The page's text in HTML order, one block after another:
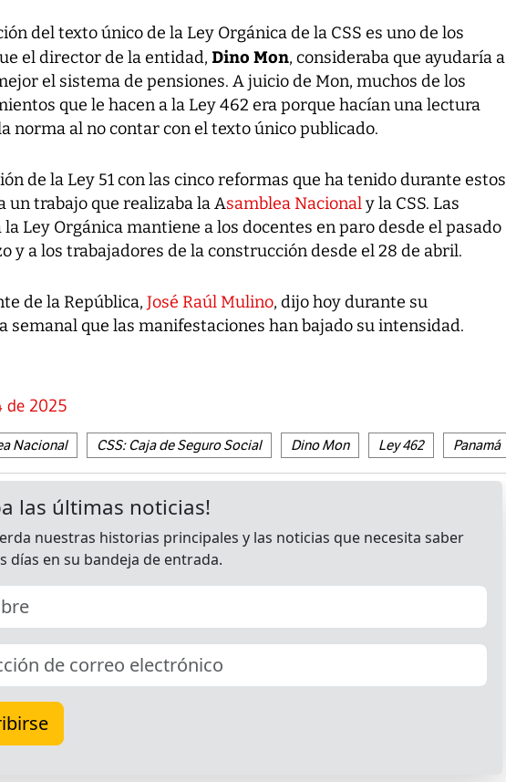
del texto único de la Ley Orgánica de la CSS es uno de los
el director de la entidad, Dino Mon, consideraba que ayudaría a
el sistema de pensiones. A juicio de Mon, muchos de los
que le hacen a la Ley 462 era porque hacían una lectura
norma al no contar con el texto único publicado.
de la Ley 51 con las cinco reformas que ha tenido durante estos
un trabajo que realizaba la Asamblea Nacionaly la CSS. Las
Ley Orgánica mantiene a los docentes en paro desde el pasado
y a los trabajadores de la construcción desde el 28 de abril.
de la República, José Raúl Mulino, dijo hoy durante su
semanal que las manifestaciones han bajado su intensidad.
de 2025
Nacional CSS: Caja de Seguro Social Dino Mon Ley 462 Panamá